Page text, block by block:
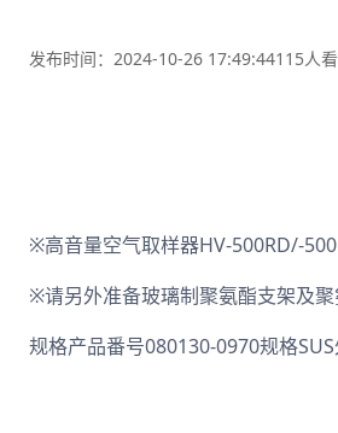
发布时间：2024-10-26 17:49:44115人
※高音量空气取样器HV-500RD/-
※请另外准备玻璃制聚氨酯支架及聚
规格产品番号080130-0970规格